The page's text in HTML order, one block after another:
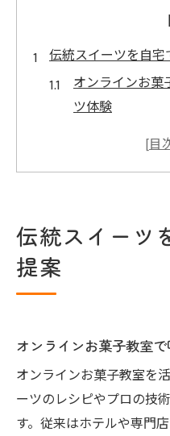
伝統スイーツを自
オンラインお菓
ツ体験
トラディショ
む方法
オンラインお菓子教
ける
トラディショナ
ッスン内容
自宅で学べる上
伝統スイーツ
提案
オンラインお菓子教室
オンラインお菓子教室を
ーツのレシピやプロの技
す。従来はホテルや専門